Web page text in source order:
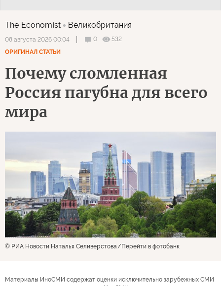
The Economist Великобритания
08 августа 2026 00:04 0
532
ОРИГИНАЛ СТАТЬИ
Почему сломленная
Россия пагубна для всего
мира
© РИА Новости Наталья Селиверстова Перейти в фотобанк
Материалы ИноСМИ содержат оценки исключительно зарубежных СМИ